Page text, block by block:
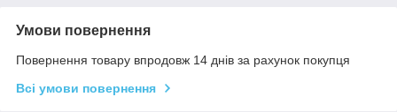
Умови повернення
Повернення товару впродовж 14 днів за рахунок покупця
Всі умови повернення